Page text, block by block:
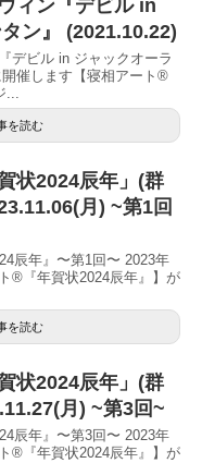
ィン『デビル in
ン』 (2021.10.22)
デビル in ジャックオーラ
催します【寝相アート®︎
...
を読む
状2024辰年」(群
月) ~第1回
辰年』〜第1回〜 2023年
®︎『年賀状2024辰年』】が
を読む
状2024辰年」(群
月) ~第3回~
辰年』〜第3回〜 2023年
®︎『年賀状2024辰年』】が